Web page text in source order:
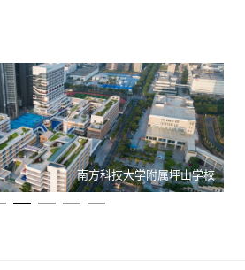
南方科技大学附属坪山学校